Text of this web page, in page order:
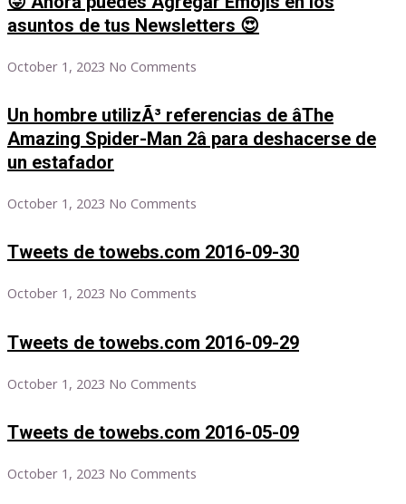
asuntos de tus Newsletters 😍
October 1, 2023 No Comments
Un hombre utilizÃ³ referencias de âThe
Amazing Spider-Man 2â para deshacerse de
un estafador
October 1, 2023 No Comments
Tweets de towebs.com 2016-09-30
October 1, 2023 No Comments
Tweets de towebs.com 2016-09-29
October 1, 2023 No Comments
Tweets de towebs.com 2016-05-09
October 1, 2023 No Comments